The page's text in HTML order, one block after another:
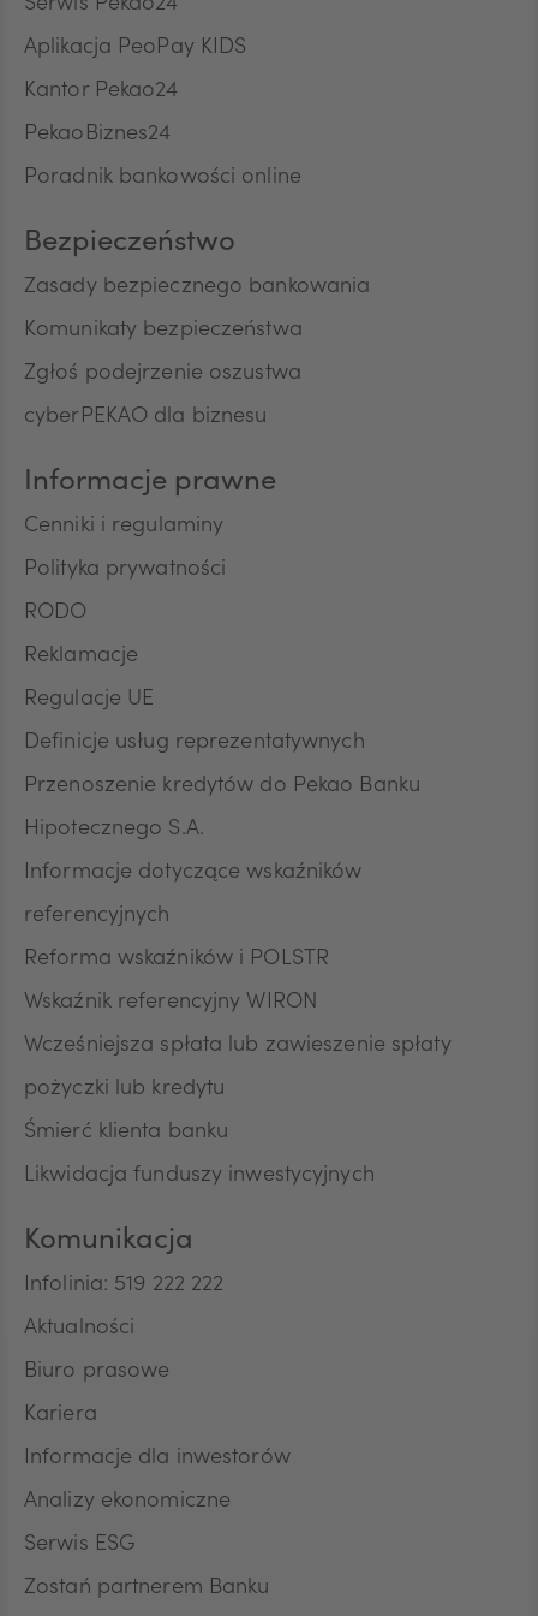
("Bank"), jako administratora, w celu marketingu
na kontakt telefoniczny, w celu przedstawiania
przez Bank w rozmowach telefonicznych informacji
przez Bank automatycznych systemów
Na podstawie niniejszej zgody mogą być
Pana/Pani danych osobowych: identyfikacyjne,
poziomu wykształcenia oraz posiadanych
produktów finansowych. Niniejszą zgodę składam
poinformowany/a/ o prawie do jej wycofania w
wycofanie zgody nie wpływa na zgodność z
prawem przetwarzania, którego dokonano na
podstawie zgody przed jej wycofaniem.
ZAR
Serwis Pekao24
Aplikacja PeoPay KIDS
Kantor Pekao24
PekaoBiznes24
Poradnik bankowości online
Bezpieczeństwo
Zasady bezpiecznego bankowania
Komunikaty bezpieczeństwa
Zgłoś podejrzenie oszustwa
cyberPEKAO dla biznesu
Informacje prawne
Cenniki i regulaminy
Polityka prywatności
RODO
Reklamacje
Regulacje UE
Definicje usług reprezentatywnych
Przenoszenie kredytów do Pekao Banku
Hipotecznego S.A.
Informacje dotyczące wskaźników
referencyjnych
Reforma wskaźników i POLSTR
Wskaźnik referencyjny WIRON
Wcześniejsza spłata lub zawieszenie spłaty
pożyczki lub kredytu
Śmierć klienta banku
Likwidacja funduszy inwestycyjnych
Komunikacja
Infolinia: 519 222 222
Aktualności
Biuro prasowe
Kariera
Informacje dla inwestorów
Analizy ekonomiczne
Serwis ESG
Zostań partnerem Banku